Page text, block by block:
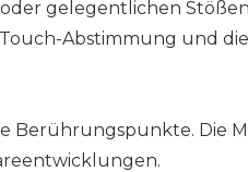
gelegentlichen
Abstimmung und
Berührungspunkte. Die